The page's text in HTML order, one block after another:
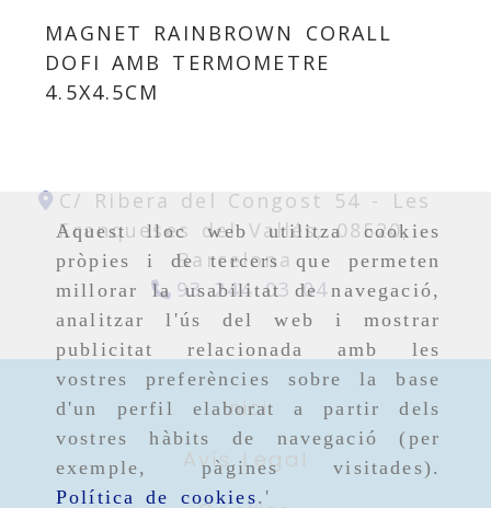
Aquest lloc web utilitza cookies
pròpies i de tercers que permeten
millorar la usabilitat de navegació,
analitzar l'ús del web i mostrar
publicitat relacionada amb les
vostres preferències sobre la base
d'un perfil elaborat a partir dels
vostres hàbits de navegació (per
exemple, pàgines visitades).
Política de cookies.'
MAGNET RAINBROWN CORALL
DOFI AMB TERMOMETRE
4.5X4.5CM
C/ Ribera del Congost 54 -
Les
Franqueses del Vallés,08520,
Barcelona
93 244 03 04
Inici
Avís Legal